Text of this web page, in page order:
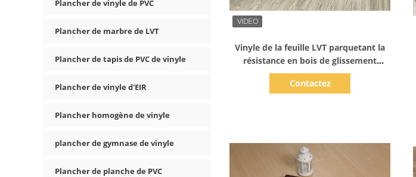
Plancher de vinyle de PVC
Plancher de marbre de LVT
Plancher de tapis de PVC de vinyle
Plancher de vinyle d'EIR
Plancher homogène de vinyle
plancher de gymnase de vinyle
Plancher de planche de PVC
Vinyle de la feuille LVT parquetant la
résistance en bois de glissement
d'épaisseur de la conception 2.Mm
Contactez